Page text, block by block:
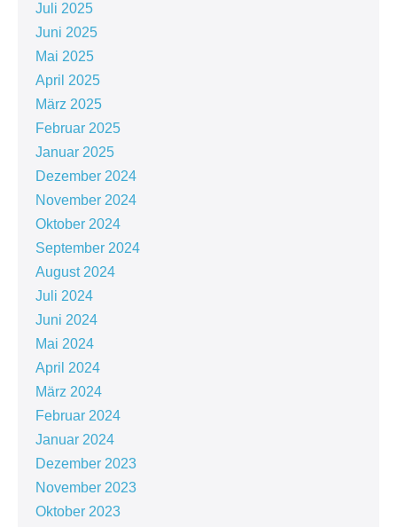
Juli 2025
Juni 2025
Mai 2025
April 2025
März 2025
Februar 2025
Januar 2025
Dezember 2024
November 2024
Oktober 2024
September 2024
August 2024
Juli 2024
Juni 2024
Mai 2024
April 2024
März 2024
Februar 2024
Januar 2024
Dezember 2023
November 2023
Oktober 2023